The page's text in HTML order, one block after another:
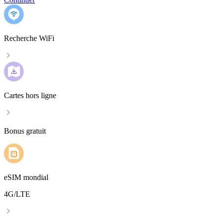
Recherche WiFi
Cartes hors ligne
Bonus gratuit
eSIM mondial
4G/LTE